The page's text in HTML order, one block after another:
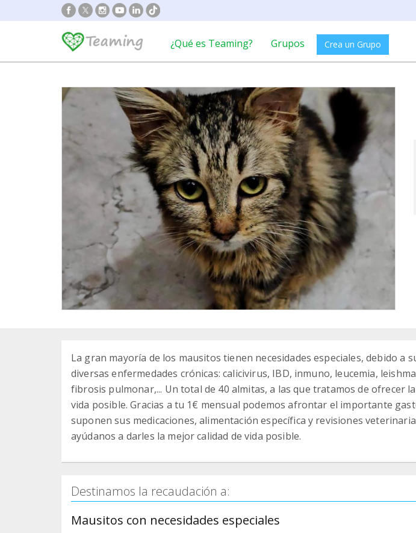
¿Qué es Teaming? Grupos Crea un Grupo
La gran mayoría de los mausitos tienen necesidades especiales, debido a
diversas enfermedades crónicas: calicivirus, IBD, inmuno, leucemia,
fibrosis pulmonar,... Un total de 40 almitas, a las que tratamos de ofrecer
vida posible. Gracias a tu 1€ mensual podemos afrontar el importante
suponen sus medicaciones, alimentación específica y revisiones
ayúdanos a darles la mejor calidad de vida posible.
Destinamos la recaudación a:
Mausitos con necesidades especiales